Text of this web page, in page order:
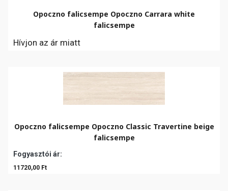
Opoczno falicsempe Opoczno Carrara white
falicsempe
Hívjon az ár miatt
Opoczno falicsempe Opoczno Classic Travertine beige
falicsempe
Fogyasztói ár:
11720,00 Ft